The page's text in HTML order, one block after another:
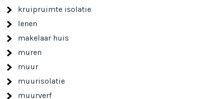
kruipruimte isolatie
lenen
makelaar huis
muren
muur
muurisolatie
muurverf